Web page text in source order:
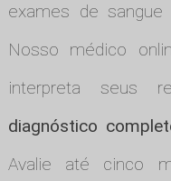
exames de
Nosso médico
interpreta seus
diagnóstico
Avalie até cinco